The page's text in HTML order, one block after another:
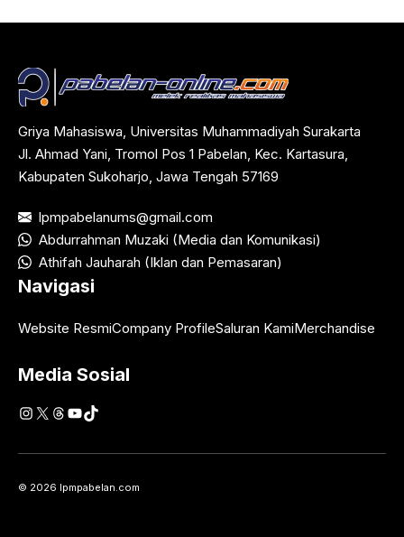
Griya Mahasiswa, Universitas Muhammadiyah Surakarta
Jl. Ahmad Yani, Tromol Pos 1 Pabelan, Kec. Kartasura,
Kabupaten Sukoharjo, Jawa Tengah 57169
lpmpabelanums@gmail.com
Abdurrahman Muzaki (Media dan Komunikasi)
Athifah Jauharah (Iklan dan Pemasaran)
Navigasi
Website ResmiCompany ProfileSaluran KamiMerchandise
Media Sosial
Instagram
X Threads
YouTube
TikTok
© 2026 lpmpabelan.com